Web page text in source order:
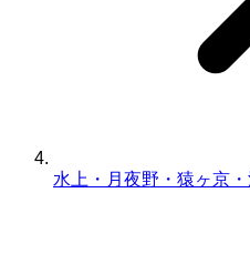
水上・月夜野・猿ヶ京